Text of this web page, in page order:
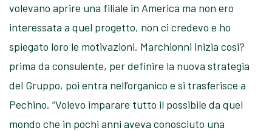
volevano aprire una filiale in America ma non ero
interessata a quel progetto, non ci credevo e ho
spiegato loro le motivazioni. Marchionni inizia cosi?
prima da consulente, per definire la nuova strategia
del Gruppo, poi entra nell’organico e si trasferisce a
Pechino. “Volevo imparare tutto il possibile da quel
mondo che in pochi anni aveva conosciuto una